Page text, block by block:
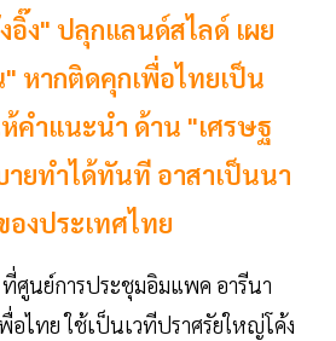
อิ๊ง" ปลุกแลนด์สไลด์ เผย
หากติดคุกเพื่อไทยเป็น
คำแนะนำ ด้าน "เศรษฐ
ายทำได้ทันที อาสาเป็นนา
งประเทศไทย
ศูนย์การประชุมอิมแพค อารีนา
อไทย ใช้เป็นเวทีปราศรัยใหญ่โค้ง